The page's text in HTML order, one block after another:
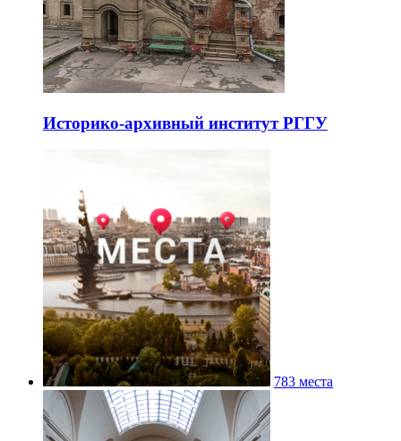
Историко-архивный институт РГГУ
783 места